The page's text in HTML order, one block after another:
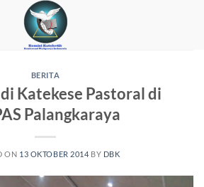
BERITA
Katekese Pastoral di
Palangkaraya
ON 13 OKTOBER 2014 BY DBK